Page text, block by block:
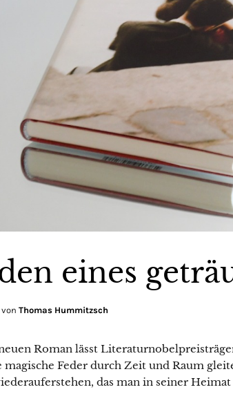
eines
Thomas Hummitzsch
Roman lässt
magische Feder durch Zeit und Raum
das man in seiner